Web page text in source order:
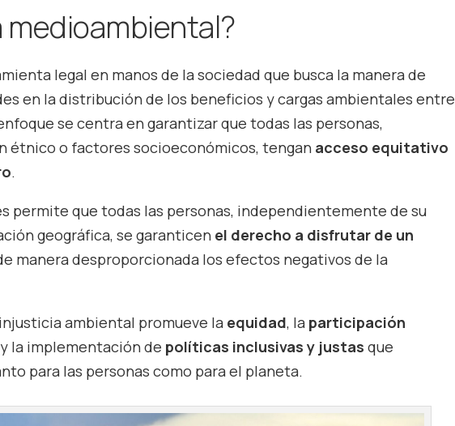
medioambiental?
legal en manos de la sociedad que busca la manera de
en la distribución de los beneficios y cargas ambientales entre
se centra en garantizar que todas las personas,
étnico o factores socioeconómicos, tengan acceso equitativo
.
permite que todas las personas, independientemente de su
geográfica, se garanticen el derecho a disfrutar de un
manera desproporcionada los efectos negativos de la
ambiental promueve la equidad, la participación
y la implementación de políticas inclusivas y justasque
para las personas como para el planeta.